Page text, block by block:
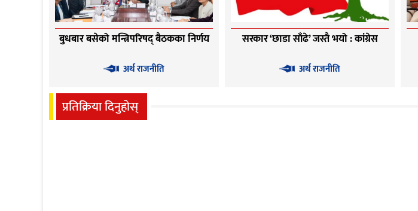
बुधबार बसेको मन्त्रिपरिषद् बैठकका निर्णय
अर्थ राजनीति
सरकार ‘छाडा साँढे’ जस्तै भयो : कांग्रेस
अर्थ राजनीति
प्रतिक्रिया दिनुहोस्